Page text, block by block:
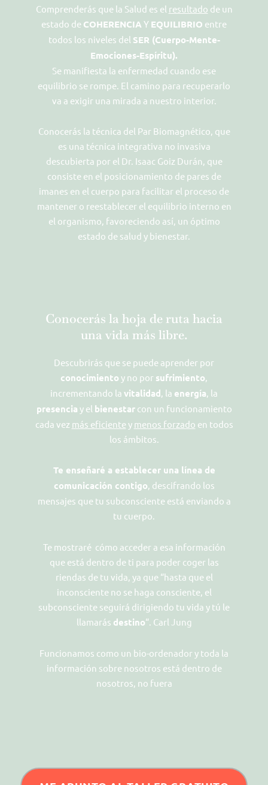
Comprenderás que la Salud es el resultado de un
estado de COHERENCIA Y EQUILIBRIO entre
todos los niveles del SER (Cuerpo-Mente-
Emociones-Espíritu).
Se manifiesta la enfermedad cuando ese
equilibrio se rompe. El camino para recuperarlo
va a exigir una mirada a nuestro interior.
Conocerás la técnica del Par Biomagnético, que
es una técnica integrativa no invasiva
descubierta por el Dr. Isaac Goiz Durán, que
consiste en el posicionamiento de pares de
imanes en el cuerpo para facilitar el proceso de
mantener o reestablecer el equilibrio interno en
el organismo, favoreciendo así, un óptimo
estado de salud y bienestar.
Conocerás la hoja de ruta hacia
una vida más libre.
Descubrirás que se puede aprender por
conocimiento y no por sufrimiento,
incrementando la vitalidad, la energía, la
presencia y el bienestarcon un funcionamiento
cada vez más eficientey menos forzado en todos
los ámbitos.
Te enseñaré a establecer una línea de
comunicación contigo, descifrando los
mensajes que tu subconsciente está enviando a
tu cuerpo.
Te mostraré cómo acceder a esa información
que está dentro de ti para poder coger las
riendas de tu vida, ya que “hasta que el
inconsciente no se haga consciente, el
subconsciente seguirá dirigiendo tu vida y tú le
llamarás destino“. Carl Jung
Funcionamos como un bio-ordenador y toda la
información sobre nosotros está dentro de
nosotros, no fuera